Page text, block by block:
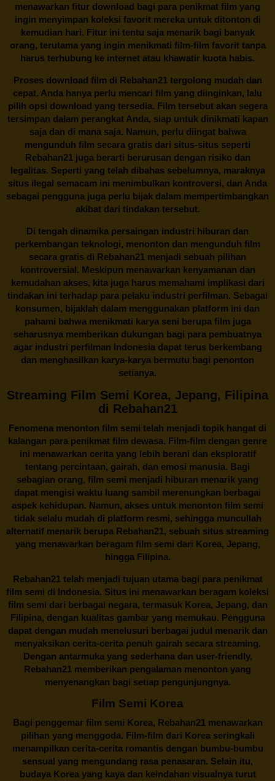
menawarkan fitur download bagi para penikmat film yang
ingin menyimpan koleksi favorit mereka untuk ditonton di
kemudian hari. Fitur ini tentu saja menarik bagi banyak
orang, terutama yang ingin menikmati film-film favorit tanpa
harus terhubung ke internet atau khawatir kuota habis.
Proses download film di Rebahan21tergolong mudah dan
cepat. Anda hanya perlu mencari film yang diinginkan, lalu
pilih opsi download yang tersedia. Film tersebut akan segera
tersimpan dalam perangkat Anda, siap untuk dinikmati kapan
saja dan di mana saja. Namun, perlu diingat bahwa
mengunduh film secara gratis dari situs-situs seperti
Rebahan21 juga berarti berurusan dengan risiko dan
legalitas. Seperti yang telah dibahas sebelumnya, maraknya
situs ilegal semacam ini menimbulkan kontroversi, dan Anda
sebagai pengguna juga perlu bijak dalam mempertimbangkan
akibat dari tindakan tersebut.
Di tengah dinamika persaingan industri hiburan dan
perkembangan teknologi, menonton dan mengunduh film
secara gratis di Rebahan21 menjadi sebuah pilihan
kontroversial. Meskipun menawarkan kenyamanan dan
kemudahan akses, kita juga harus memahami implikasi dari
tindakan ini terhadap para pelaku industri perfilman. Sebagai
konsumen, bijaklah dalam menggunakan platform ini dan
pahami bahwa menikmati karya seni berupa film juga
seharusnya memberikan dukungan bagi para pembuatnya
agar industri perfilman Indonesia dapat terus berkembang
dan menghasilkan karya-karya bermutu bagi penonton
setianya.
Streaming Film Semi Korea, Jepang, Filipina
di Rebahan21
Fenomena menonton film semi telah menjadi topik hangat di
kalangan para penikmat film dewasa. Film-film dengan genre
ini menawarkan cerita yang lebih berani dan eksploratif
tentang percintaan, gairah, dan emosi manusia. Bagi
sebagian orang, film semi menjadi hiburan menarik yang
dapat mengisi waktu luang sambil merenungkan berbagai
aspek kehidupan. Namun, akses untuk menonton film semi
tidak selalu mudah di platform resmi, sehingga muncullah
alternatif menarik berupa Rebahan21, sebuah situs streaming
yang menawarkan beragam film semi dari Korea, Jepang,
hingga Filipina.
Rebahan21telah menjadi tujuan utama bagi para penikmat
film semi di Indonesia. Situs ini menawarkan beragam koleksi
film semi dari berbagai negara, termasuk Korea, Jepang, dan
Filipina, dengan kualitas gambar yang memukau. Pengguna
dapat dengan mudah menelusuri berbagai judul menarik dan
menyaksikan cerita-cerita penuh gairah secara streaming.
Dengan antarmuka yang sederhana dan user-friendly,
Rebahan21 memberikan pengalaman menonton yang
menyenangkan bagi setiap pengunjungnya.
Film Semi Korea
Bagi penggemar film semi Korea, Rebahan21menawarkan
pilihan yang menggoda. Film-film dari Korea seringkali
menampilkan cerita-cerita romantis dengan bumbu-bumbu
sensual yang mengundang rasa penasaran. Selain itu,
budaya Korea yang kaya dan keindahan visualnya turut